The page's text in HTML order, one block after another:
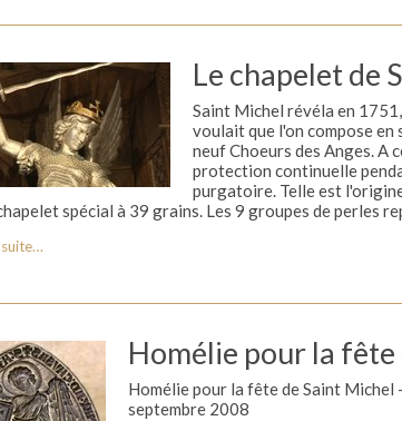
Le chapelet de
Saint Michel révéla en
voulait que l'on compose
neuf Choeurs des Anges. A
protection continuelle
purgatoire. Telle est
spécial à 39 grains. Les 9 groupes de perles
suite…
Homélie pour la
Homélie pour la fête de Saint
septembre 2008